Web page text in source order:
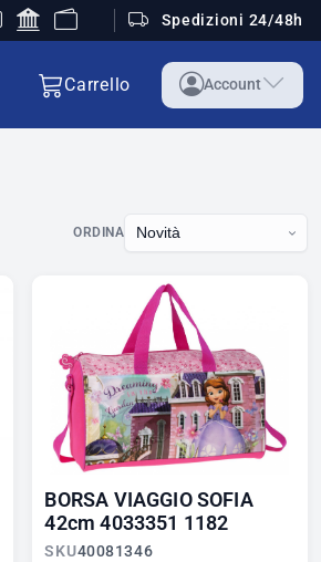
Spedizioni 24/48h
Carrello Account
ORDINA
BORSA VIAGGIO SOFIA
42cm 4033351 1182
SKU40081346